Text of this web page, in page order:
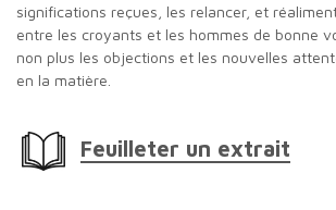
significations reçues, les relancer, et
entre les croyants et les hommes de bonne
non plus les objections et les nouvelles
en la matière.
Feuilleter un extrait